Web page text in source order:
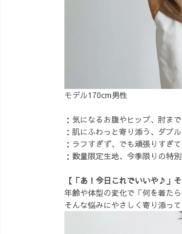
モデル170cm男性
：気になるお腹やヒップ、肘ま
：肌にふわっと寄り添う、ダブ
：ラフすぎず、でも頑張りすぎ
：数量限定生地、今季限りの特別
【「あ！今日これでいいや♪」
年齢や体型の変化で「何を着た
そんな悩みにやさしく寄り添っ